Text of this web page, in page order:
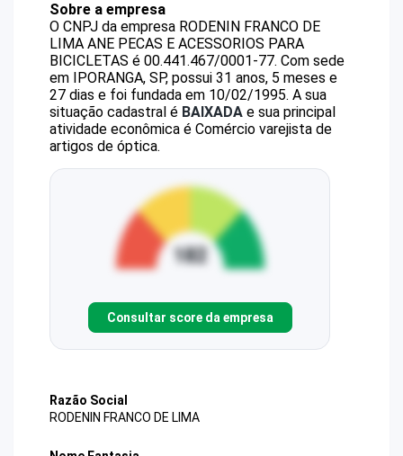
Sobre a empresa
O CNPJ da empresa RODENIN FRANCO DE
LIMA ANE PECAS E ACESSORIOS PARA
BICICLETAS é 00.441.467/0001-77. Com sede
em IPORANGA, SP, possui 31 anos, 5 meses e
27 dias e foi fundada em 10/02/1995. A sua
situação cadastral é BAIXADA e sua principal
atividade econômica é Comércio varejista de
artigos de óptica.
Consultar score da empresa
Razão Social
RODENIN FRANCO DE LIMA